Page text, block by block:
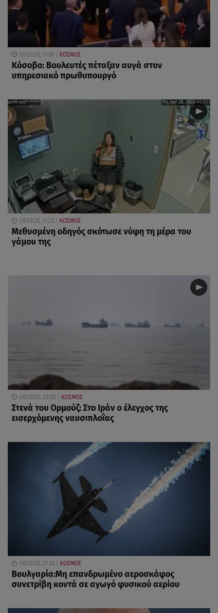
09.08.26, 11:38 ΚΟΣΜΟΣ
Κόσοβο: Βουλευτές πέταξαν αυγά στον
υπηρεσιακό πρωθυπουργό
09.08.26, 11:23 ΚΟΣΜΟΣ
Μεθυσμένη οδηγός σκότωσε νύφη τη μέρα του
γάμου της
08.08.26, 23:00 ΚΟΣΜΟΣ
Στενά του Ορμούζ: Στο Ιράν ο έλεγχος της
εισερχόμενης ναυσιπλοΐας
08.08.26, 21:38 ΚΟΣΜΟΣ
Βουλγαρία:Μη επανδρωμένο αεροσκάφος
συνετρίβη κοντά σε αγωγό φυσικού αερίου